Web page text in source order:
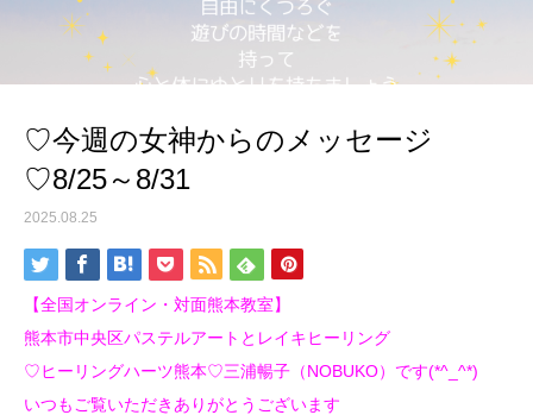
♡今週の女神からのメッセージ
♡8/25～8/31
2025.08.25
【全国オンライン・対面熊本教室】
熊本市中央区パステルアートとレイキヒーリング
♡ヒーリングハーツ熊本♡三浦暢子（NOBUKO）です(*^_^*)
いつもご覧いただきありがとうございます